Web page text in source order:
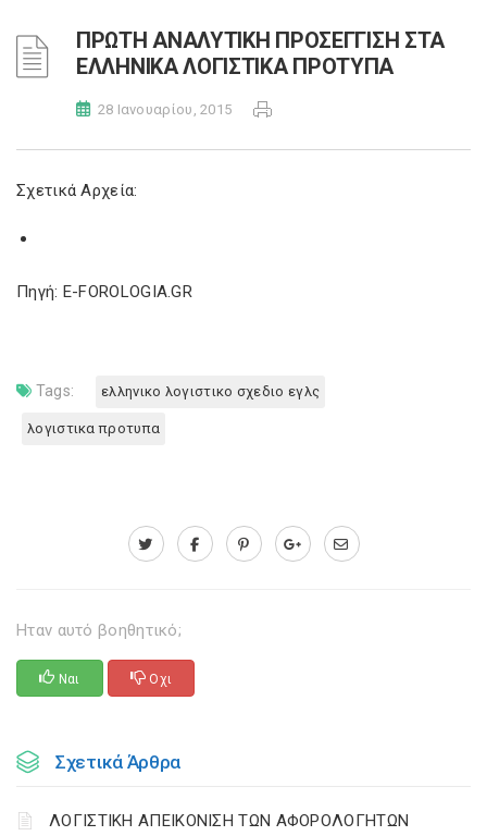
ΠΡΩΤΗ ΑΝΑΛΥΤΙΚΗ ΠΡΟΣΕΓΓΙΣΗ ΣΤΑ
ΕΛΛΗΝΙΚΑ ΛΟΓΙΣΤΙΚΑ ΠΡΟΤΥΠΑ
28 Ιανουαρίου, 2015
Σχετικά Αρχεία:
Πηγή: E-FOROLOGIA.GR
Tags: ελληνικο λογιστικο σχεδιο εγλς
λογιστικα προτυπα
Ηταν αυτό βοηθητικό;
Ναι Οχι
Σχετικά Άρθρα
ΛΟΓΙΣΤΙΚΗ ΑΠΕΙΚΟΝΙΣΗ ΤΩΝ ΑΦΟΡΟΛΟΓΗΤΩΝ